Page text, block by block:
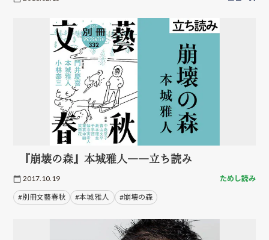
『崩壊の森』本城雅人――立ち読み
2017.10.19 ためし読み
#別冊文藝春秋 #本城 雅人 #崩壊の森